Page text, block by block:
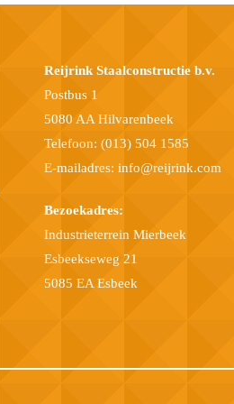
Reijrink Staalconstructie b.v.
Postbus 1
5080 AA Hilvarenbeek
Telefoon: (013) 504 1585
E-mailadres: info@reijrink.com
Bezoekadres:
Industrieterrein Mierbeek
Esbeekseweg 21
5085 EA Esbeek